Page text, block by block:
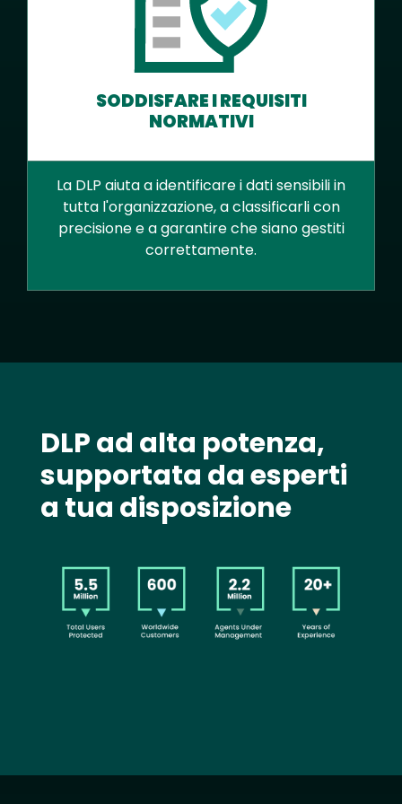
SODDISFARE I REQUISITI
NORMATIVI
La DLP aiuta a identificare i dati sensibili in
tutta l'organizzazione, a classificarli con
precisione e a garantire che siano gestiti
correttamente.
DLP ad alta potenza,
supportata da esperti
a tua disposizione
Image